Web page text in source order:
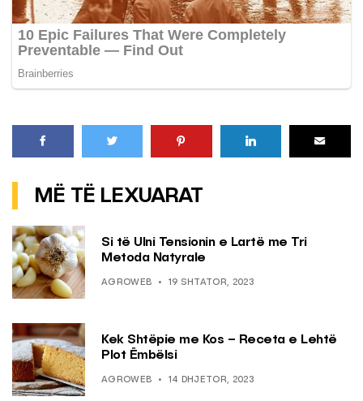
MË TË LEXUARAT
Si të Ulni Tensionin e Lartë me Tri
Metoda Natyrale
AGROWEB 19 SHTATOR, 2023
Kek Shtëpie me Kos – Receta e Lehtë
Plot Ëmbëlsi
AGROWEB 14 DHJETOR, 2023